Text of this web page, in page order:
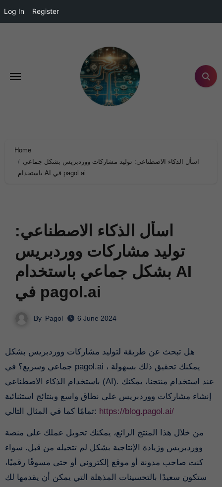
Log In Register
Home
اسأل الذكاء الاصطناعي: توليد مشاركات ووردبريس بشكل جماعي
باستخدام AI في pagol.ai
اسأل الذكاء الاصطناعي:
توليد مشاركات ووردبريس
بشكل جماعي باستخدام AI
في pagol.ai
By Pagol 6 June 2024
هل تبحث عن طريقة لتوليد مشاركات ووردبريس بشكل
جماعي وسريع؟ في pagol.ai ، يمكنك تحقيق ذلك بسهولة
باستخدام الذكاء الاصطناعي (AI). عند استخدام منتجنا، يمكنك
إنشاء مشاركات ووردبريس على نطاق واسع وبنتائج استثنائية
تمامًا كما في المثال التالي: https://blog.pagol.ai/
من خلال هذا المنتج الرائع، يمكنك تحويل عملك على منصة
ووردبريس وزيادة الإنتاجية بشكل لم تتخيله من قبل. سواء
كنت صاحب مدونة أو موقع إلكتروني أو حتى مسوقًا رقميًا،
ستكون سعيدًا بالتحسينات المذهلة التي يمكن أن يقدمها لك